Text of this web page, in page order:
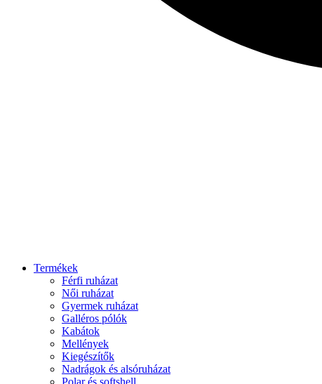
Termékek
Férfi ruházat
Női ruházat
Gyermek ruházat
Galléros pólók
Kabátok
Mellények
Kiegészítők
Nadrágok és alsóruházat